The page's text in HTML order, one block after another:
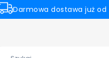
Darmowa dostawa już od